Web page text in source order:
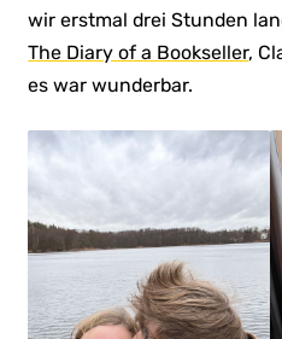
wir erstmal drei Stunden
The Diary of a Bookseller,
es war wunderbar.